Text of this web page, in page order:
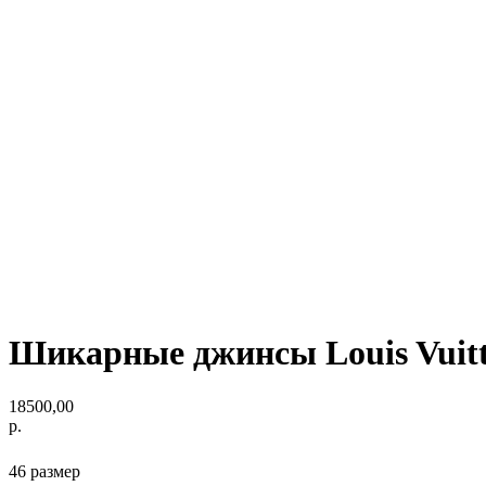
Шикарные джинсы Louis
18500,00
р.
46 размер